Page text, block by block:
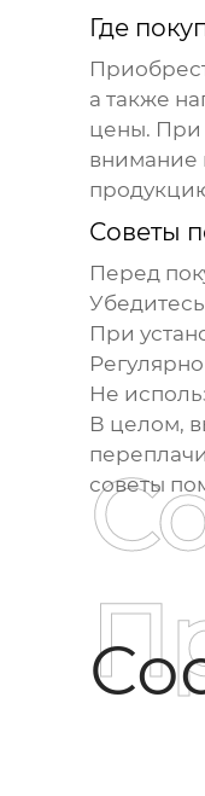
Где
а также
цены. При
внимание
Советы
Перед
При
Не
В целом,
советы